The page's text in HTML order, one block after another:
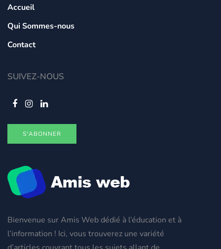
Bienvenue sur Amis Web dédié à l’éducation et à
l’information ! Ici, vous trouverez une variété
Accueil
Qui Sommes-nous
Contact
SUIVEZ-NOUS
S'ABONNER